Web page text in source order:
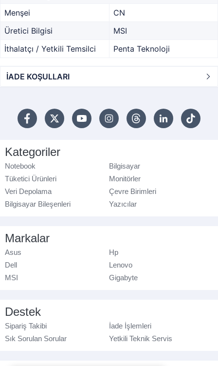
Menşei
CN
Üretici Bilgisi
MSI
İthalatçı / Yetkili Temsilci
Penta Teknoloji
İADE KOŞULLARI
Kategoriler
Notebook
Bilgisayar
Tüketici Ürünleri
Monitörler
Veri Depolama
Çevre Birimleri
Bilgisayar Bileşenleri
Yazıcılar
Markalar
Asus
Hp
Dell
Lenovo
MSI
Gigabyte
Destek
Sipariş Takibi
İade İşlemleri
Sık Sorulan Sorular
Yetkili Teknik Servis